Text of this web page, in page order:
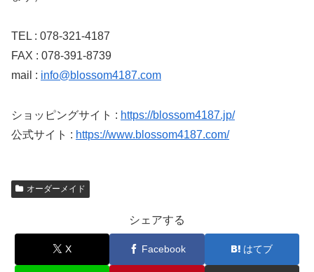
TEL : 078-321-4187
FAX : 078-391-8739
mail : info@blossom4187.com
ショッピングサイト : https://blossom4187.jp/
公式サイト : https://www.blossom4187.com/
オーダーメイド
シェアする
X Facebook はてブ